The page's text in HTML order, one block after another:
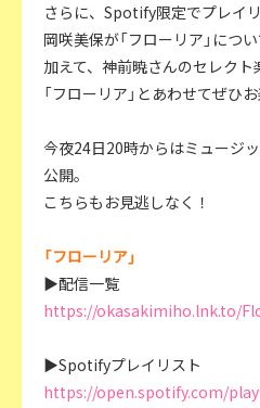
さらに、Spotify限定でプレイ
岡咲美保が「フローリア」につ
加えて、神前暁さんのセレクト
「フローリア」とあわせてぜひ
今夜24日20時からはミュージ
公開。
こちらもお見逃しなく！
「フローリア」
▶配信一覧
https://okasakimiho.lnk.to/
▶Spotifyプレイリスト
https://open.spotify.com/